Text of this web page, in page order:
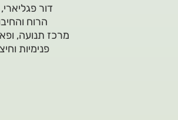
הרוח
מרכז תנועה,
פנימיות